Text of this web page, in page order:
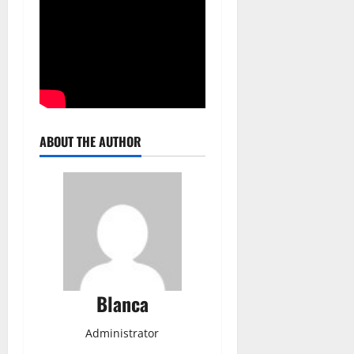
ABOUT THE AUTHOR
Blanca
Administrator